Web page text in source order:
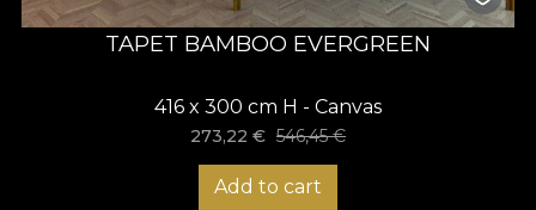
TAPET BAMBOO EVERGREEN
416 x 300 cm H - Canvas
273,22 € 546,45€
Add to cart